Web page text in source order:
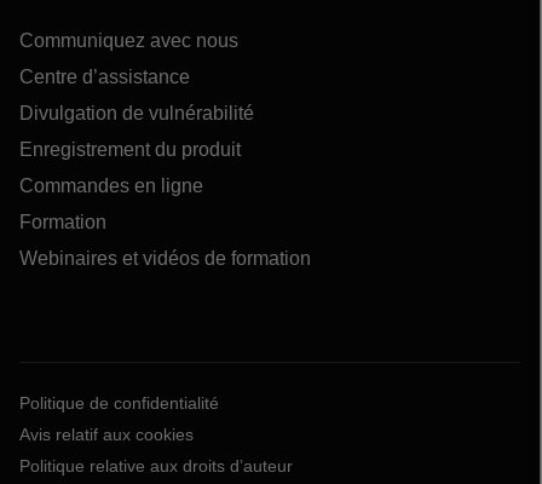
Communiquez avec nous
Centre d’assistance
Divulgation de vulnérabilité
Enregistrement du produit
Commandes en ligne
Formation
Webinaires et vidéos de formation
Politique de confidentialité
Avis relatif aux cookies
Politique relative aux droits d’auteur